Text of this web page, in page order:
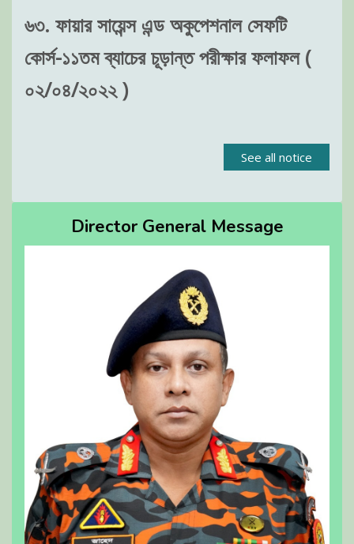
৬৩. ফায়ার সায়েন্স এন্ড অকুপেশনাল সেফটি
কোর্স-১১তম ব্যাচের চূড়ান্ত পরীক্ষার ফলাফল (
০২/০৪/২০২২ )
See all notice
Director General Message